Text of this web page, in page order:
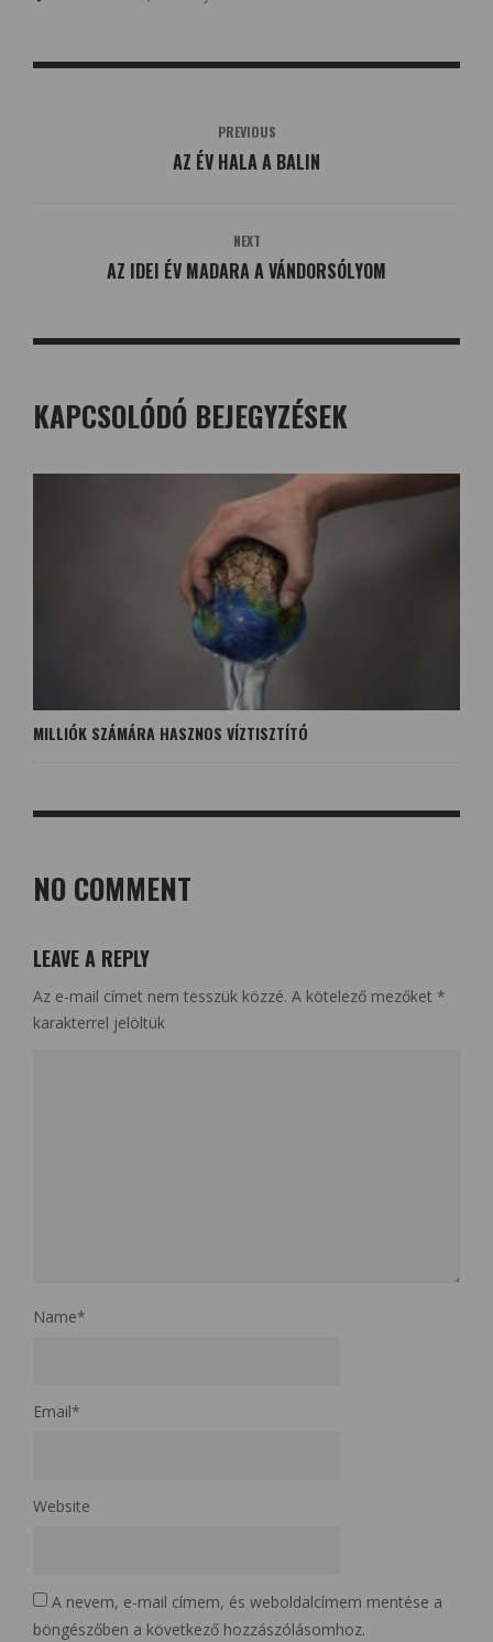
PREVIOUS
AZ ÉV HALA A BALIN
NEXT
AZ IDEI ÉV MADARA A VÁNDORSÓLYOM
KAPCSOLÓDÓ BEJEGYZÉSEK
MILLIÓK SZÁMÁRA HASZNOS VÍZTISZTÍTÓ
NO COMMENT
LEAVE A REPLY
Az e-mail címet nem tesszük közzé. A kötelező mezőket *
karakterrel jelöltük
Name*
Email*
Website
A nevem, e-mail címem, és weboldalcímem mentése a
böngészőben a következő hozzászólásomhoz.